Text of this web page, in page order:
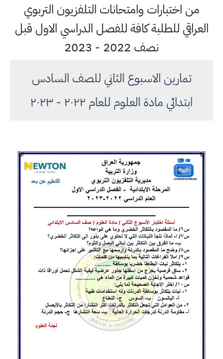
من اختبارات وامتحانات التلفزيون التربوي
العراقي للطلبة كافة للفصل الدراسي الاول قبل
نصف 2022 - 2023
تمارين الاسبوع الثاني للصف السادس
ابتدائي مادة العلوم للعام ٢٠٢٢ - ٢٠٢٣